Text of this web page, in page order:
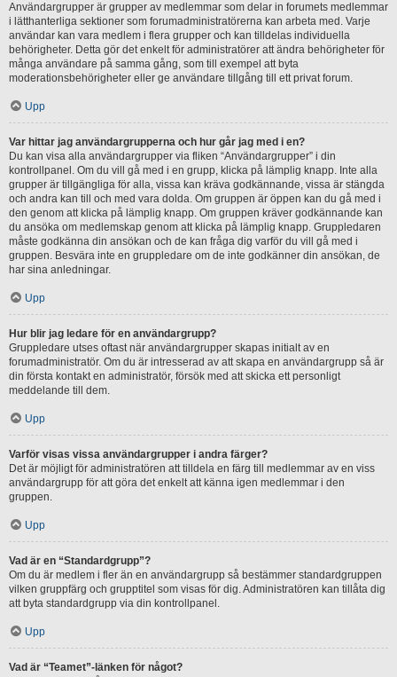
Användargrupper är grupper av medlemmar som delar in forumets medlemmar
i lätthanterliga sektioner som forumadministratörerna kan arbeta med. Varje
användar kan vara medlem i flera grupper och kan tilldelas individuella
behörigheter. Detta gör det enkelt för administratörer att ändra behörigheter för
många användare på samma gång, som till exempel att byta
moderationsbehörigheter eller ge användare tillgång till ett privat forum.
Upp
Var hittar jag användargrupperna och hur går jag med i en?
Du kan visa alla användargrupper via fliken “Användargrupper” i din
kontrollpanel. Om du vill gå med i en grupp, klicka på lämplig knapp. Inte alla
grupper är tillgängliga för alla, vissa kan kräva godkännande, vissa är stängda
och andra kan till och med vara dolda. Om gruppen är öppen kan du gå med i
den genom att klicka på lämplig knapp. Om gruppen kräver godkännande kan
du ansöka om medlemskap genom att klicka på lämplig knapp. Gruppledaren
måste godkänna din ansökan och de kan fråga dig varför du vill gå med i
gruppen. Besvära inte en gruppledare om de inte godkänner din ansökan, de
har sina anledningar.
Upp
Hur blir jag ledare för en användargrupp?
Gruppledare utses oftast när användargrupper skapas initialt av en
forumadministratör. Om du är intresserad av att skapa en användargrupp så är
din första kontakt en administratör, försök med att skicka ett personligt
meddelande till dem.
Upp
Varför visas vissa användargrupper i andra färger?
Det är möjligt för administratören att tilldela en färg till medlemmar av en viss
användargrupp för att göra det enkelt att känna igen medlemmar i den
gruppen.
Upp
Vad är en “Standardgrupp”?
Om du är medlem i fler än en användargrupp så bestämmer standardgruppen
vilken gruppfärg och grupptitel som visas för dig. Administratören kan tillåta dig
att byta standardgrupp via din kontrollpanel.
Upp
Vad är “Teamet”-länken för något?